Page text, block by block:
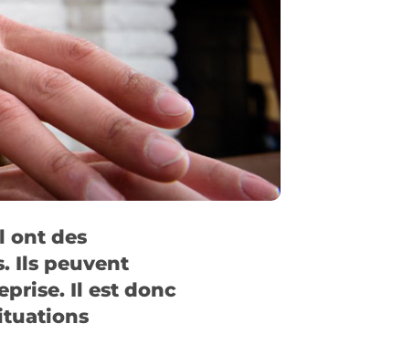
ont des
Ils peuvent
Il est donc